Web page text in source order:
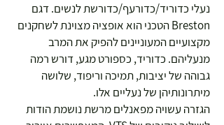
נעלי כדוריד/כדורעף/כדורשת לנשים. דגם
Breston הטכני הוא אופציה מצוינת לשחקנים
מקצועיים המעוניינים להפיק את המרב
מנעליהם. כדוריד, כספורט מגע, דורש רמה
גבוהה של יציבות, תמיכה וריפוד, שלושה
מיתרונותיהן של נעליים אלו.
הגזרה עשויה מפאנלים מרשת נושמת הודות